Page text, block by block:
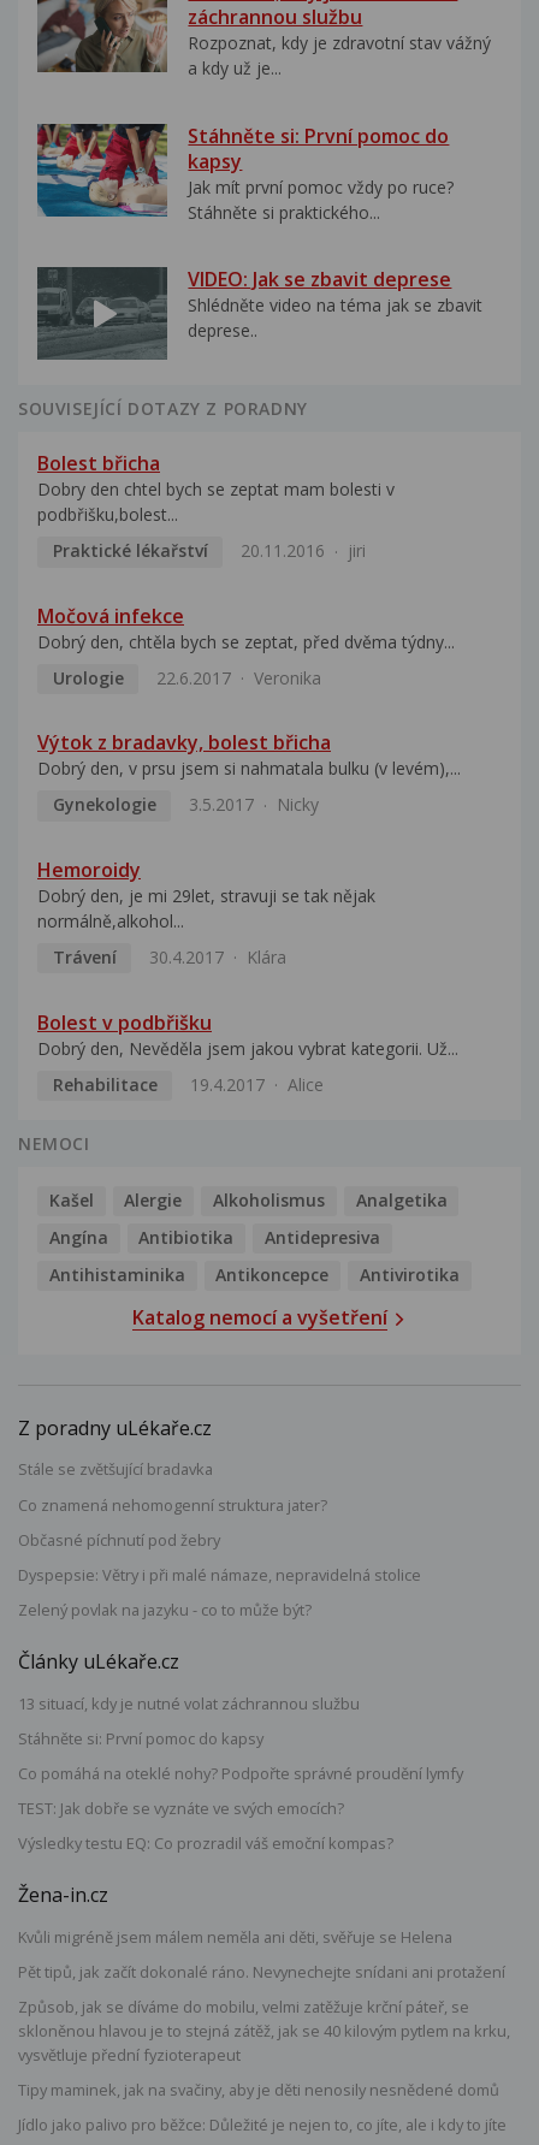
záchrannou službu
Rozpoznat, kdy je zdravotní stav vážný
a kdy už je...
Stáhněte si: První pomoc do
kapsy
Jak mít první pomoc vždy po ruce?
Stáhněte si praktického...
VIDEO: Jak se zbavit deprese
Shlédněte video na téma jak se zbavit
deprese..
SOUVISEJÍCÍ DOTAZY Z PORADNY
Bolest břicha
Dobry den chtel bych se zeptat mam bolesti v
podbřišku,bolest...
Praktické lékařství
20.11.2016 jiri
Močová infekce
Dobrý den, chtěla bych se zeptat, před dvěma týdny...
Urologie
22.6.2017 Veronika
Výtok z bradavky, bolest břicha
Dobrý den, v prsu jsem si nahmatala bulku (v levém),...
Gynekologie
3.5.2017 Nicky
Hemoroidy
Dobrý den, je mi 29let, stravuji se tak nějak
normálně,alkohol...
Trávení
30.4.2017 Klára
Bolest v podbřišku
Dobrý den, Nevěděla jsem jakou vybrat kategorii. Už...
Rehabilitace
19.4.2017 Alice
NEMOCI
Kašel Alergie Alkoholismus
Analgetika
Angína
Antibiotika
Antidepresiva
Antihistaminika
Antikoncepce Antivirotika
Katalog nemocí a vyšetření
Z poradny uLékaře.cz
Stále se zvětšující bradavka
Co znamená nehomogenní struktura jater?
Občasné píchnutí pod žebry
Dyspepsie: Větry i při malé námaze, nepravidelná stolice
Zelený povlak na jazyku - co to může být?
Články uLékaře.cz
13 situací, kdy je nutné volat záchrannou službu
Stáhněte si: První pomoc do kapsy
Co pomáhá na oteklé nohy? Podpořte správné proudění lymfy
TEST: Jak dobře se vyznáte ve svých emocích?
Výsledky testu EQ: Co prozradil váš emoční kompas?
Žena-in.cz
Kvůli migréně jsem málem neměla ani děti, svěřuje se Helena
Pět tipů, jak začít dokonalé ráno. Nevynechejte snídani ani protažení
Způsob, jak se díváme do mobilu, velmi zatěžuje krční páteř, se
skloněnou hlavou je to stejná zátěž, jak se 40 kilovým pytlem na krku,
vysvětluje přední fyzioterapeut
Tipy maminek, jak na svačiny, aby je děti nenosily nesnědené domů
Jídlo jako palivo pro běžce: Důležité je nejen to, co jíte, ale i kdy to jíte